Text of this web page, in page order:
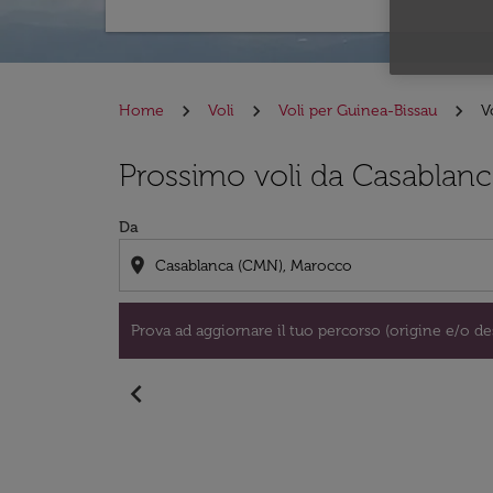
Home Voli Voli per Guinea-Bissau
Prossimo voli da
Da
location_on
Prova ad aggiornare il tuo percorso (origine e/o
Prova ad aggiornare il tuo percorso
chevron_left